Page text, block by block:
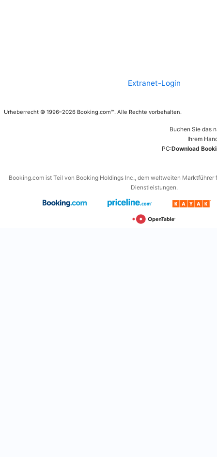
Extranet-Login
Urheberrecht © 1996–2026 Booking.com™. Alle Rechte vorbehalten.
Buchen Sie das
Ihrem
PC:Download
Booking.com ist Teil von Booking Holdings Inc., dem weltweiten
Dienstleistungen.